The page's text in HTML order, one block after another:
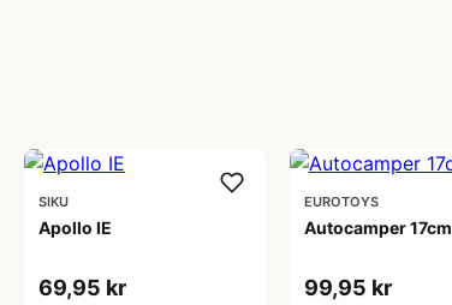
SIKU
Apollo IE
69,95 kr
EUROTOYS
Autocamper 17cm
99,95 kr